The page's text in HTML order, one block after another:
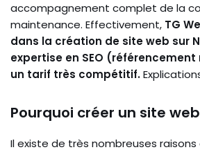
accompagnement complet de la
maintenance. Effectivement, TG
dans la création de site web sur
expertise en SEO
un tarif très compétitif.
Pourquoi créer un site
Il existe de très nombreuses